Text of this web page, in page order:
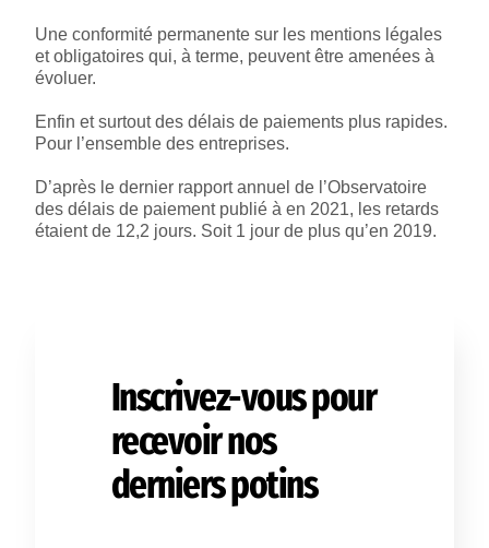
Une conformité permanente sur les mentions légales
et obligatoires qui, à terme, peuvent être amenées à
évoluer.
Enfin et surtout des délais de paiements plus rapides.
Pour l’ensemble des entreprises.
D’après le dernier rapport annuel de l’Observatoire
des délais de paiement publié à en 2021, les retards
étaient de 12,2 jours. Soit 1 jour de plus qu’en 2019.
Inscrivez-vous pour
recevoir nos
derniers potins